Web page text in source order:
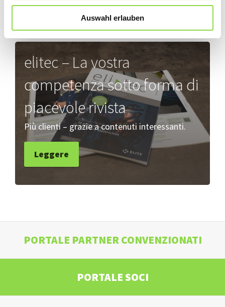
Auswahl erlauben
elitec – La vostra
competenza sotto forma di
piacevole rivista
Più clienti – grazie a contenuti interessanti.
Leggere
PORTALE PARTNER CONVENZIONATI
PORTALE SOCI